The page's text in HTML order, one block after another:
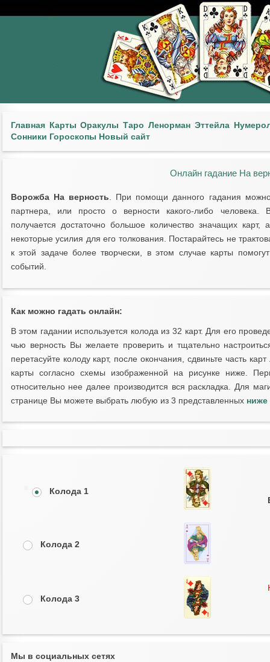
Главная Карты Оракулы Таро Ленорман Эттейла
Сонники Гороскопы Новый сайт
Онлайн гадание На
Ворожба На верность . При помощи данного гадания
партнера, или просто о верности какого-либо человека.
получается достаточно большое количество значащих
некоторые усилия для его толкования. Постарайтесь не
к этой задаче более творчески, в этом случае карты
событий.
Как можно гадать онлайн:
В этом гадании используется колода из 32 карт. Для его
чью верность Вы желаете проверить и тщательно
перетасуйте колоду карт, после окончания, сдвиньте часть
карты согласно схемы изображенной на рисунке ниже.
относительно нее далее производится вся раскладка. Для
странице Вы можете выбрать любую из 3 представленных ниже
Колода 1
Колода 2
Колода 3
Мы в социальных сетях